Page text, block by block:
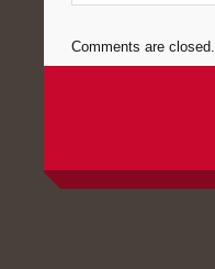
Comments are closed.